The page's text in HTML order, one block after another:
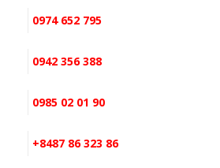
0974 652 795
0942 356 388
0985 02 01 90
+8487 86 323 86